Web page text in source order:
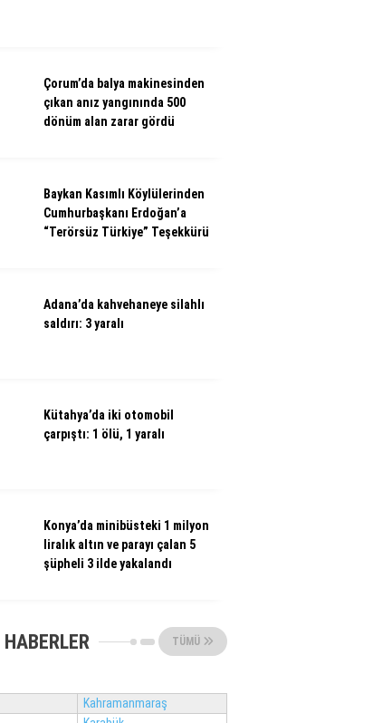
Çorum’da balya makinesinden
çıkan anız yangınında 500
dönüm alan zarar gördü
Baykan Kasımlı Köylülerinden
Cumhurbaşkanı Erdoğan’a
“Terörsüz Türkiye” Teşekkürü
Adana’da kahvehaneye silahlı
saldırı: 3 yaralı
Kütahya’da iki otomobil
çarpıştı: 1 ölü, 1 yaralı
Konya’da minibüsteki 1 milyon
liralık altın ve parayı çalan 5
şüpheli 3 ilde yakalandı
TÜMÜ
Kahramanmaraş